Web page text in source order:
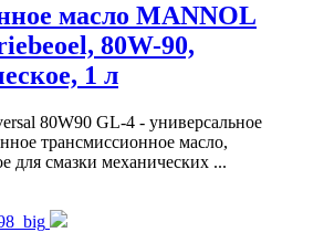
масло MANNOL
80W-90,
1 л
80W90 GL-4 - универсальное
трансмиссионное масло,
для смазки механических ...